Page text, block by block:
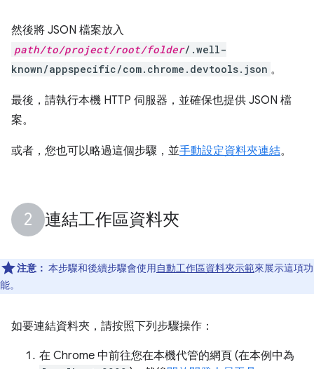
然後將 JSON 檔案放入
path/to/project/root/folder/.well-
known/appspecific/com.chrome.devtools.json 。
最後，請執行本機 HTTP 伺服器，並確保也提供 JSON 檔
案。
或者，您也可以略過這個步驟，並手動設定資料夾連結。
連結工作區資料夾
注意： 本步驟和後續步驟會使用自動工作區資料夾示範來展示這項功
能。
如要連結資料夾，請按照下列步驟操作：
在 Chrome 中前往您在本機代管的網頁 (在本例中為